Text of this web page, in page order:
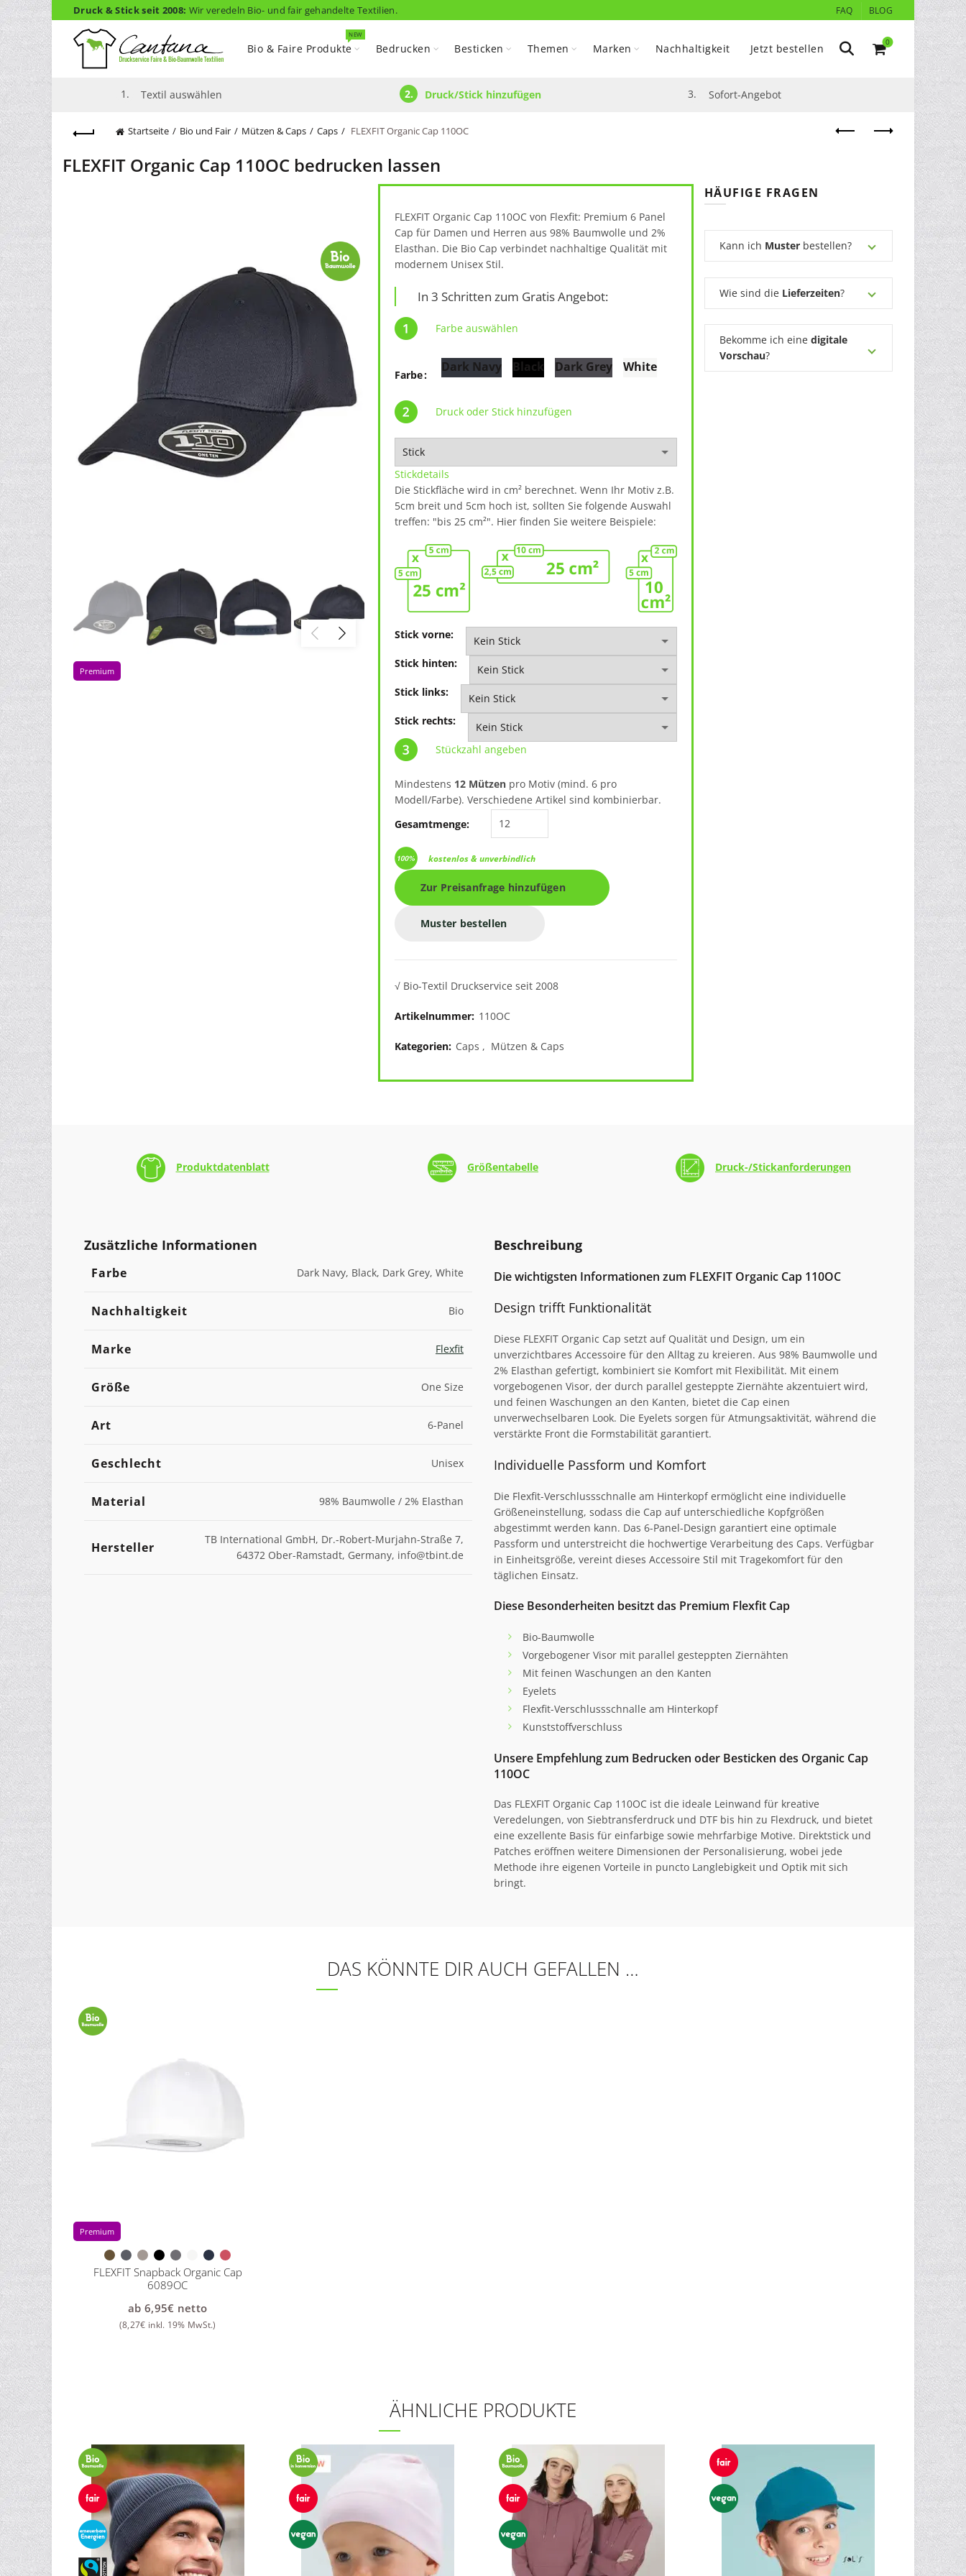
Druck & Stick seit 2008: Wir veredeln Bio- und fair gehandelte Textilien. FAQ BLOG
Bio & Faire Produkte
NEW
Bedrucken Besticken Themen Marken Nachhaltigkeit Jetzt bestellen 0
1. Textil auswählen 2. Druck/Stick hinzufügen 3. Sofort-Angebot
Startseite Bio und Fair Mützen & Caps Caps FLEXFIT Organic Cap 110OC
FLEXFIT Organic Cap 110OC bedrucken lassen
Premium
FLEXFIT Organic Cap 110OC von Flexfit: Premium 6 Panel
Cap für Damen und Herren aus 98% Baumwolle und 2%
Elasthan. Die Bio Cap verbindet nachhaltige Qualität mit
modernem Unisex Stil.
In 3 Schritten zum Gratis Angebot:
Farbe auswählen
Farbe
Dark Navy Black Dark Grey White
Druck oder Stick hinzufügen
Stickdetails
Die Stickfläche wird in cm² berechnet. Wenn Ihr Motiv z.B.
5cm breit und 5cm hoch ist, sollten Sie folgende Auswahl
treffen: "bis 25 cm²". Hier finden Sie weitere Beispiele:
Stick vorne:
Stick hinten:
Stick links:
Stick rechts:
Stückzahl angeben
Mindestens 12 Mützenpro Motiv (mind. 6 pro
Modell/Farbe). Verschiedene Artikel sind kombinierbar.
Gesamtmenge:
kostenlos & unverbindlich
Muster bestellen
√ Bio-Textil Druckservice seit 2008
Artikelnummer: 110OC
Kategorien: Caps , Mützen & Caps
HÄUFIGE FRAGEN
Kann ich Musterbestellen?
Wie sind die Lieferzeiten?
Bekomme ich eine digitale
Vorschau?
Produktdatenblatt Größentabelle Druck-/Stickanforderungen
Zusätzliche Informationen
Farbe Dark Navy, Black, Dark Grey, White
Nachhaltigkeit Bio
Marke Flexfit
Größe One Size
Art 6-Panel
Geschlecht Unisex
Material 98% Baumwolle / 2% Elasthan
Hersteller
TB International GmbH, Dr.-Robert-Murjahn-Straße 7,
64372 Ober-Ramstadt, Germany, info@tbint.de
Beschreibung
Die wichtigsten Informationen zum FLEXFIT Organic Cap 110OC
Design trifft Funktionalität
Diese FLEXFIT Organic Cap setzt auf Qualität und Design, um ein
unverzichtbares Accessoire für den Alltag zu kreieren. Aus 98% Baumwolle und
2% Elasthan gefertigt, kombiniert sie Komfort mit Flexibilität. Mit einem
vorgebogenen Visor, der durch parallel gesteppte Ziernähte akzentuiert wird,
und feinen Waschungen an den Kanten, bietet die Cap einen
unverwechselbaren Look. Die Eyelets sorgen für Atmungsaktivität, während die
verstärkte Front die Formstabilität garantiert.
Individuelle Passform und Komfort
Die Flexfit-Verschlussschnalle am Hinterkopf ermöglicht eine individuelle
Größeneinstellung, sodass die Cap auf unterschiedliche Kopfgrößen
abgestimmt werden kann. Das 6-Panel-Design garantiert eine optimale
Passform und unterstreicht die hochwertige Verarbeitung des Caps. Verfügbar
in Einheitsgröße, vereint dieses Accessoire Stil mit Tragekomfort für den
täglichen Einsatz.
Diese Besonderheiten besitzt das Premium Flexfit Cap
Bio-Baumwolle
Vorgebogener Visor mit parallel gesteppten Ziernähten
Mit feinen Waschungen an den Kanten
Eyelets
Flexfit-Verschlussschnalle am Hinterkopf
Kunststoffverschluss
Unsere Empfehlung zum Bedrucken oder Besticken des Organic Cap
110OC
Das FLEXFIT Organic Cap 110OC ist die ideale Leinwand für kreative
Veredelungen, von Siebtransferdruck und DTF bis hin zu Flexdruck, und bietet
eine exzellente Basis für einfarbige sowie mehrfarbige Motive. Direktstick und
Patches eröffnen weitere Dimensionen der Personalisierung, wobei jede
Methode ihre eigenen Vorteile in puncto Langlebigkeit und Optik mit sich
bringt.
DAS KÖNNTE DIR AUCH GEFALLEN …
Premium
FLEXFIT Snapback Organic Cap
6089OC
ab6,95€ netto
(8,27€ inkl. 19% MwSt.)
ÄHNLICHE PRODUKTE